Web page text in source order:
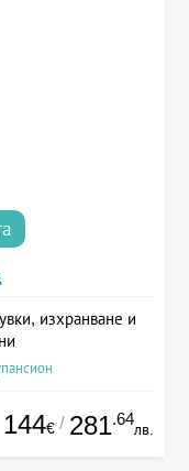
изхранване и
144€ / 281.64
лв.